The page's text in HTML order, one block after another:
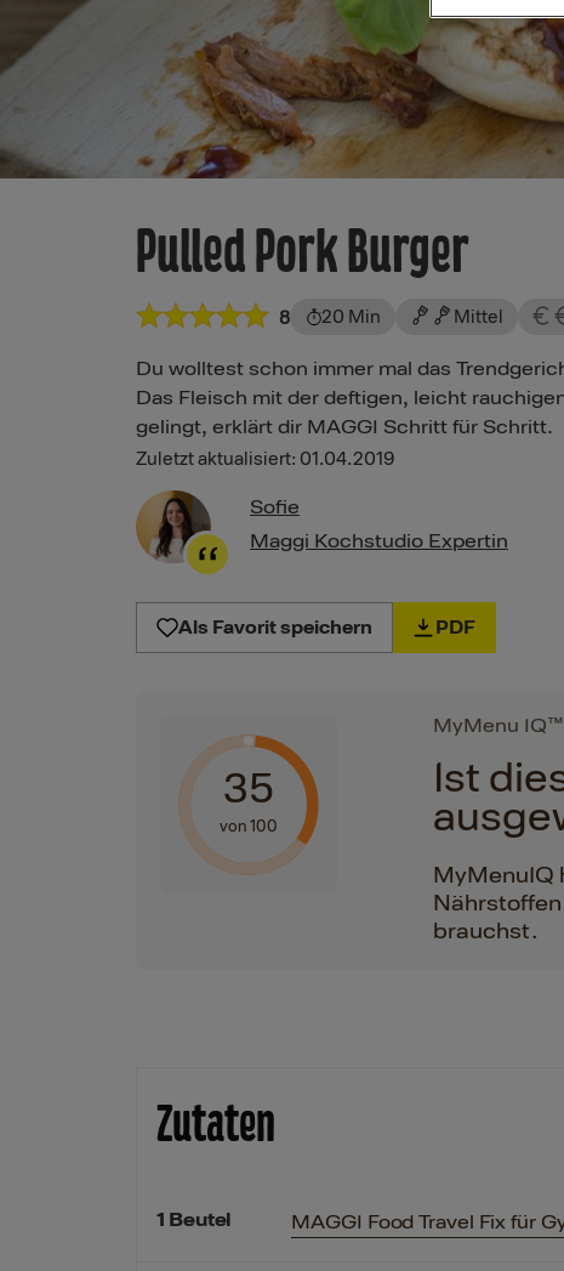
Pulled Pork Burger
8 20 Min Mittel
Du wolltest schon immer mal das
Das Fleisch mit der deftigen, leicht
gelingt, erklärt dir MAGGI Schritt für Schritt.
Zuletzt aktualisiert: 01.04.2019
Sofie
Maggi Kochstudio Expertin
Als Favorit speichern PDF
35
von 100
MyMenu IQ™
Ist
MyMenuIQ
brauchst.
Zutaten
1 Beutel MAGGI Food Travel Fix für